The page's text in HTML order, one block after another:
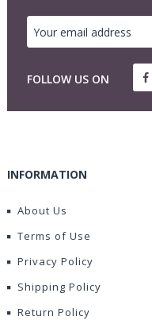
FOLLOW US ON
INFORMATION
About Us
Terms of Use
Privacy Policy
Shipping Policy
Return Policy